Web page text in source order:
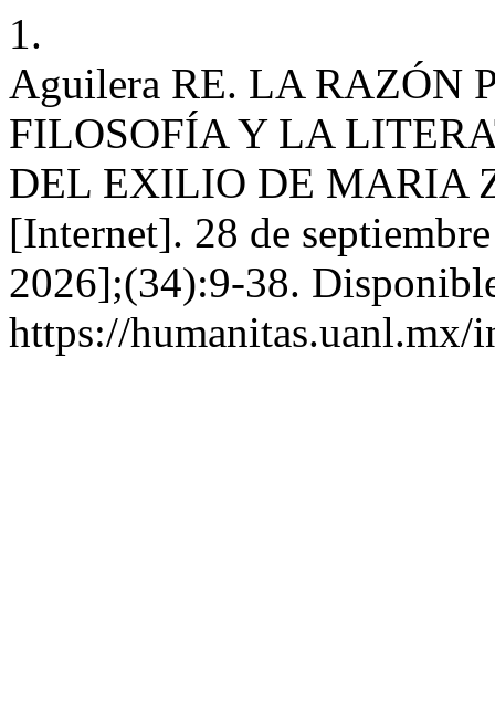
1.
Aguilera RE. LA RAZÓN
FILOSOFÍA Y LA
DEL EXILIO DE MARIA
[Internet]. 28 de
2026];(34):9-38.
https://